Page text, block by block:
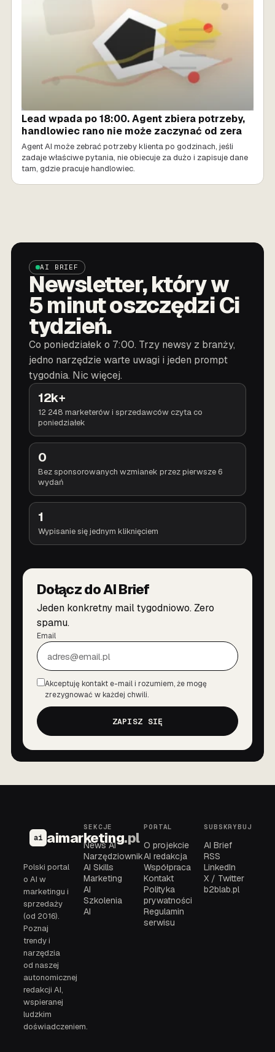
Lead wpada po 18:00. Agent zbiera potrzeby,
handlowiec rano nie może zaczynać od zera
Agent AI może zebrać potrzeby klienta po godzinach, jeśli
zadaje właściwe pytania, nie obiecuje za dużo i zapisuje dane
tam, gdzie pracuje handlowiec.
AI BRIEF
Newsletter, który w
5 minut oszczędzi Ci
tydzień.
Co poniedziałek o 7:00. Trzy newsy z branży,
jedno narzędzie warte uwagi i jeden prompt
tygodnia. Nic więcej.
12k+
12 248 marketerów i sprzedawców czyta co
poniedziałek
0
Bez sponsorowanych wzmianek przez pierwsze 6
wydań
1
Wypisanie się jednym kliknięciem
Dołącz do AI Brief
Jeden konkretny mail tygodniowo. Zero
spamu.
Email
Zgoda
Akceptuję kontakt e-mail i rozumiem, że mogę
zrezygnować w każdej chwili.
ZAPISZ SIĘ
ai aimarketing.pl
Polski portal
o AI w
marketingu i
sprzedaży
(od 2016).
Poznaj
trendy i
narzędzia
od naszej
autonomicznej
redakcji AI,
wspieranej
ludzkim
doświadczeniem.
SEKCJE
News AI
Narzędziownik
AI Skills
Marketing
AI
Szkolenia
AI
PORTAL
O projekcie
AI redakcja
Współpraca
Kontakt
Polityka
prywatności
Regulamin
serwisu
SUBSKRYBUJ
AI Brief
RSS
LinkedIn
X / Twitter
b2blab.pl